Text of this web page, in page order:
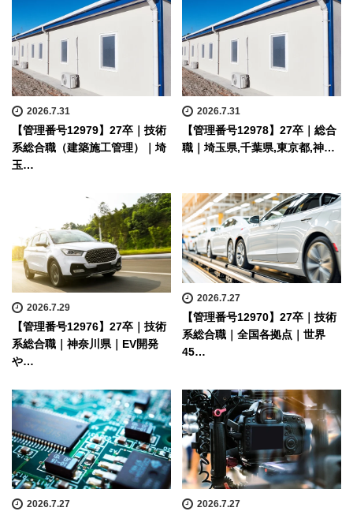
2026.7.31
【管理番号12979】27卒｜技術
系総合職（建築施工管理）｜埼
玉…
2026.7.31
【管理番号12978】27卒｜総合
職｜埼玉県,千葉県,東京都,神…
2026.7.29
【管理番号12976】27卒｜技術
系総合職｜神奈川県｜EV開発
や…
2026.7.27
【管理番号12970】27卒｜技術
系総合職｜全国各拠点｜世界
45…
2026.7.27 2026.7.27